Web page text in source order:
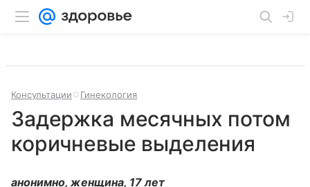
Консультации Гинекология
Задержка месячных потом
коричневые выделения
анонимно, женщина, 17 лет